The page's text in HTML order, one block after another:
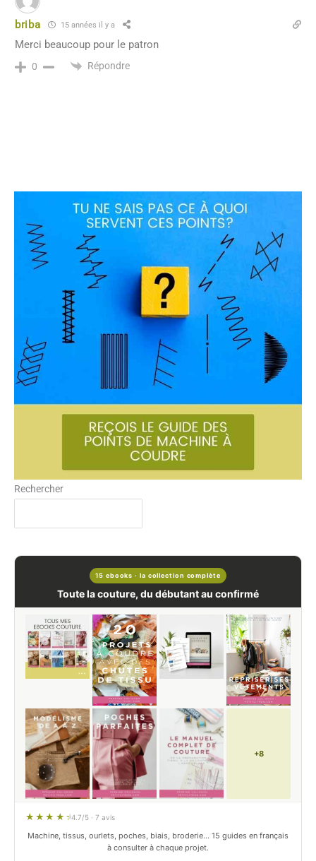
briba 15 années il y a
Merci beaucoup pour le patron
0 Répondre
Rechercher
15 ebooks · la collection complète
Toute la couture, du débutant au confirmé
+8
4.7/5 · 7 avis
Machine, tissus, ourlets, poches, biais, broderie… 15 guides en français
à consulter à chaque projet.